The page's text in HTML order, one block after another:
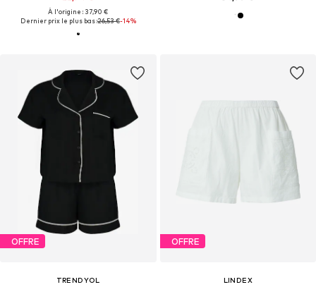
À l'origine : 37,90 €
Dernier prix le plus bas :26,53 €-14%
OFFRE
TRENDYOL
OFFRE
LINDEX